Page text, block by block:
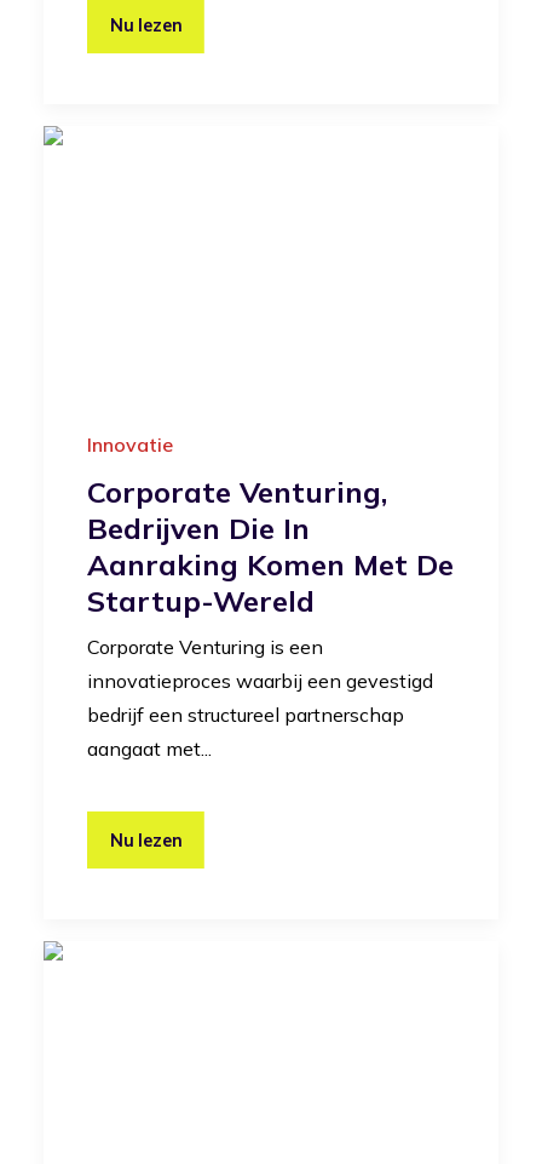
Nu lezen
Innovatie
Corporate Venturing,
Bedrijven Die In
Aanraking Komen Met De
Startup-Wereld
Corporate Venturing is een
innovatieproces waarbij een gevestigd
bedrijf een structureel partnerschap
aangaat met...
Nu lezen